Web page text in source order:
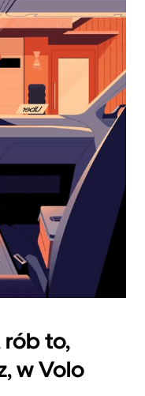
rób to,
w Volo